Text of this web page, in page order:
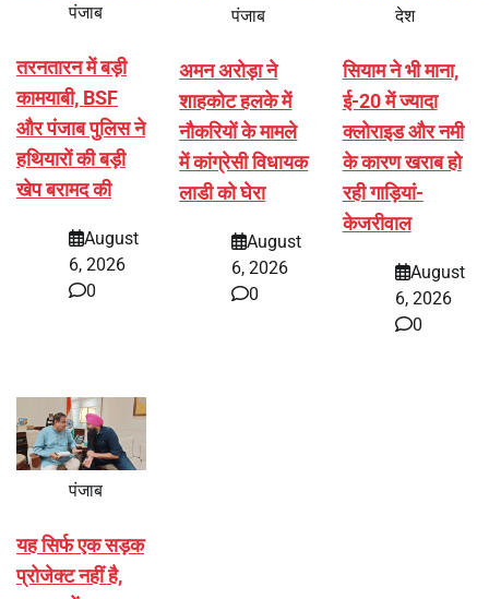
पंजाब
तरनतारन में बड़ी
कामयाबी, BSF
और पंजाब पुलिस ने
हथियारों की बड़ी
खेप बरामद की
August
6, 2026
0
पंजाब
अमन अरोड़ा ने
शाहकोट हलके में
नौकरियों के मामले
में कांग्रेसी विधायक
लाडी को घेरा
August
6, 2026
0
देश
सियाम ने भी माना,
ई-20 में ज्यादा
क्लोराइड और नमी
के कारण खराब हो
रही गाड़ियां-
केजरीवाल
August
6, 2026
0
पंजाब
यह सिर्फ एक सड़क
प्रोजेक्ट नहीं है,